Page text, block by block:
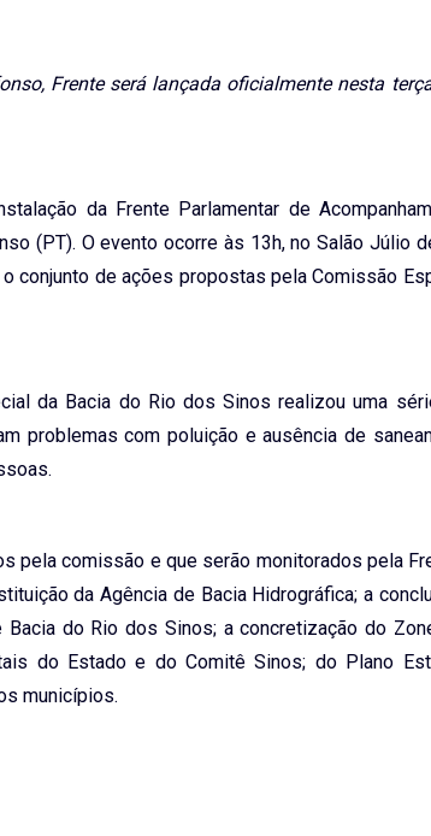
Frente será lançada oficialmente nesta
da Frente Parlamentar de
(PT). O evento ocorre às 13h, no Salão Júlio
conjunto de ações propostas pela Comissão
da Bacia do Rio dos Sinos realizou uma
problemas com poluição e ausência de
pela comissão e que serão monitorados pela
da Agência de Bacia Hidrográfica; a
do Rio dos Sinos; a concretização do
do Estado e do Comitê Sinos; do Plano
municípios.